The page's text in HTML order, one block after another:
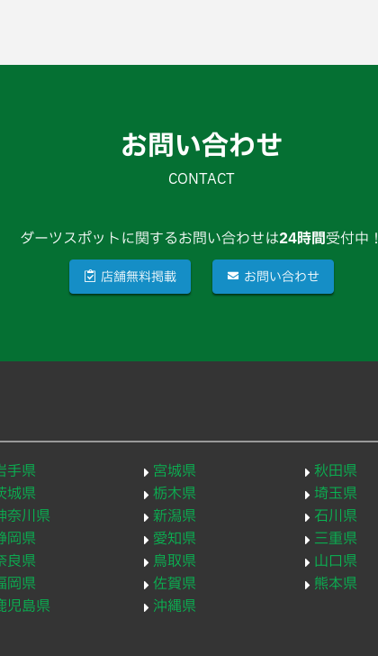
お問い合わせ
CONTACT
ダーツスポットに関するお問い合わせは24時間受付中！
店舗無料掲載 お問い合わせ
手県 宮城県
秋田県
城県
栃木県
埼玉県
奈川県
新潟県
石川県
岡県
愛知県
三重県
良県
鳥取県
山口県
岡県
佐賀県
熊本県
児島県
沖縄県